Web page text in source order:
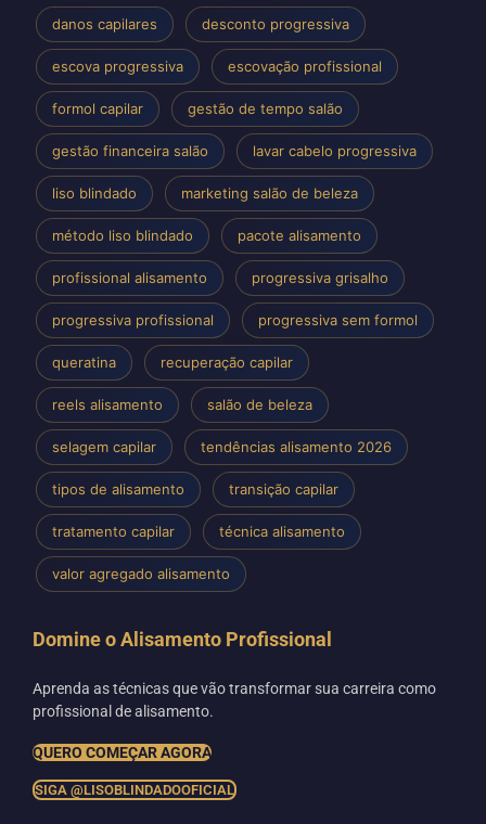
danos capilares desconto progressiva
escova progressiva escovação profissional
formol capilar gestão de tempo salão
gestão financeira salão lavar cabelo progressiva
liso blindado marketing salão de beleza
método liso blindado pacote alisamento
profissional alisamento progressiva grisalho
progressiva profissional progressiva sem formol
queratina recuperação capilar
reels alisamento salão de beleza
selagem capilar tendências alisamento 2026
tipos de alisamento transição capilar
tratamento capilar técnica alisamento
valor agregado alisamento
Domine o Alisamento Profissional
Aprenda as técnicas que vão transformar sua carreira como
profissional de alisamento.
QUERO COMEÇAR AGORA
SIGA @LISOBLINDADOOFICIAL